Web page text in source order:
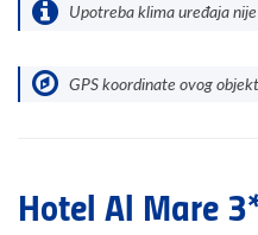
Upotreba klima uređaja
GPS koordinate ovog
Hotel Al Mare